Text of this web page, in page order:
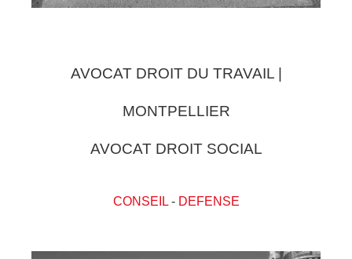
AVOCAT DROIT DU TRAVAIL |
MONTPELLIER
AVOCAT DROIT SOCIAL
CONSEIL- DEFENSE